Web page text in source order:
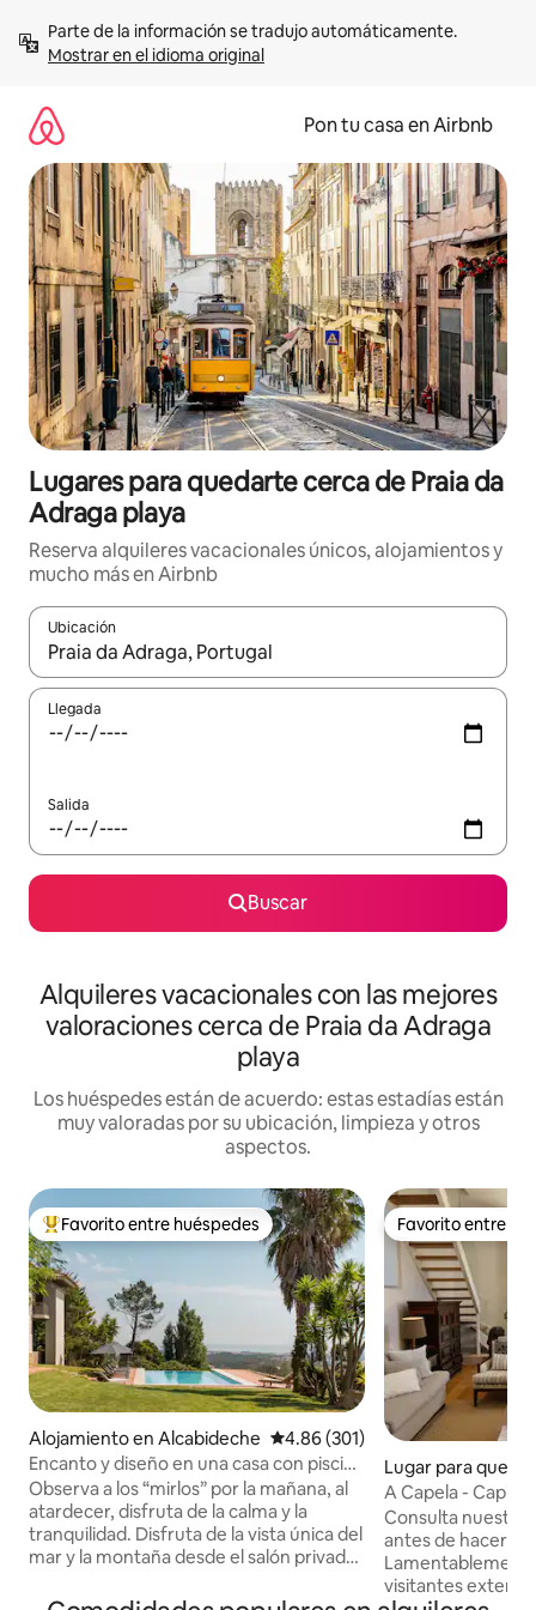
contenidoMostrar en el idioma original
Pon tu casa en Airbnb
Lugares para quedarte cerca de Praia da
Adraga playa
Reserva alquileres vacacionales únicos, alojamientos y
mucho más en Airbnb
Ubicación
Cuando los resultados estén disponibles, navega con las
Llegada
Salida
Buscar
Alquileres vacacionales con las mejores
valoraciones cerca de Praia da Adraga
playa
Los huéspedes están de acuerdo: estas estadías están
muy valoradas por su ubicación, limpieza y otros
aspectos.
Favorito entre huéspedes preferido
Favorito entre huéspedes
Alojamiento en Alcabideche Calificación promedio: 4.86 de
4.86 (301)
Encanto y diseño en una casa con piscina
y magníficas vistas al mar y a la montaña
Observa a los “mirlos” por la mañana, al
atardecer, disfruta de la calma y la
tranquilidad. Disfruta de la vista única del
mar y la montaña desde el salón privado,
montaña mágica, sus bosques
Favorito entre
Favorito entre
Lugar para
ra
A Capela - Capilla
reconvertida
Consulta
antes de hacer
visitantes